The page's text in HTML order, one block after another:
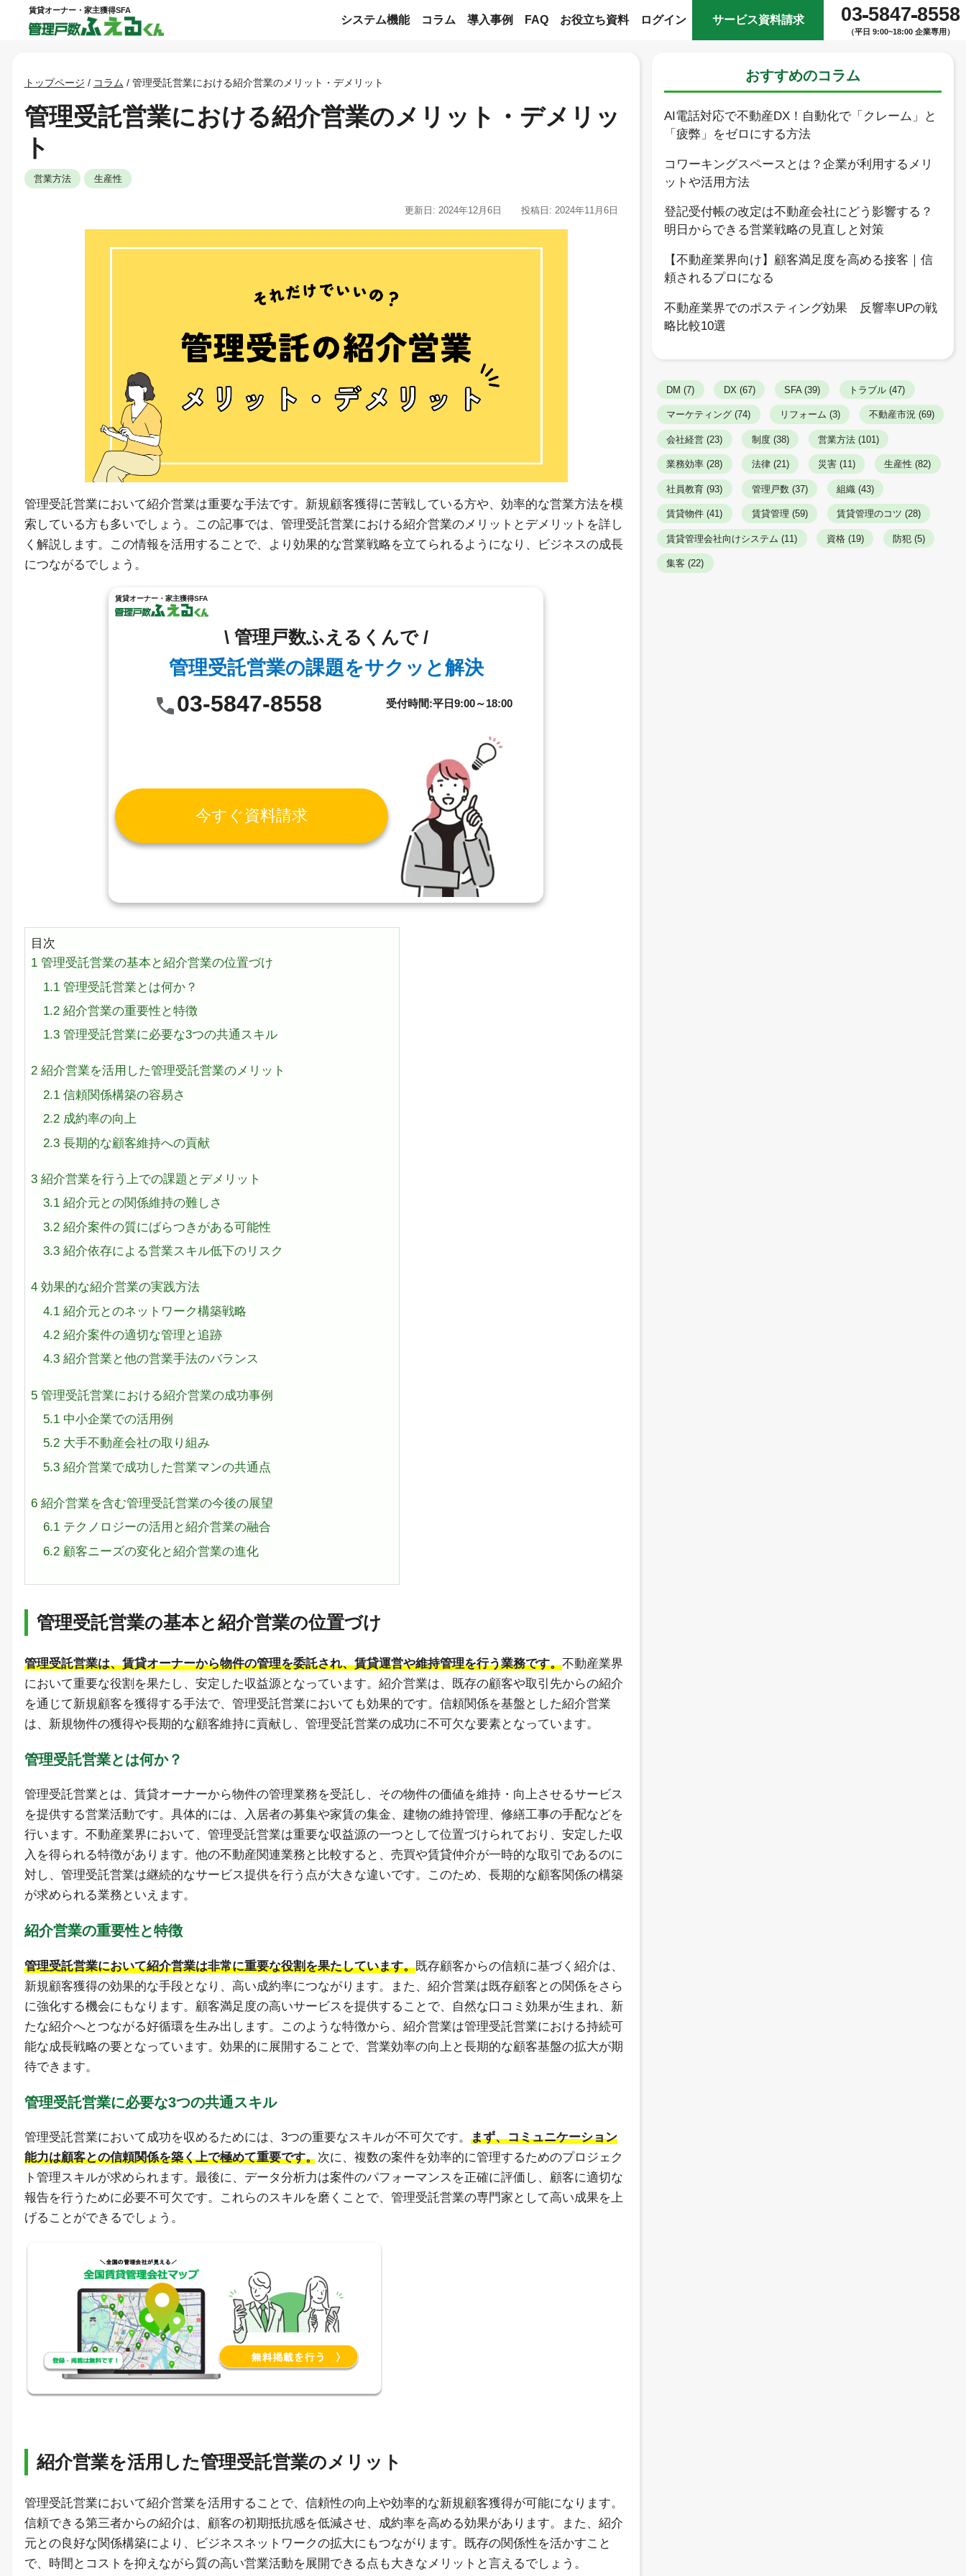
賃貸オーナー・家主獲得SFA 03 5847 8558
（平日 9:00~18:00 企業専用）
システム機能 コラム 導入事例 FAQ お役立ち資料 ログイン サービス資料請求
トップページ / コラム / 管理受託営業における紹介営業のメリット・デメリット
管理受託営業における紹介営業のメリット・デメリッ
ト
営業方法 生産性
投稿日: 2024年11月6日
更新日: 2024年12月6日
管理受託営業において紹介営業は重要な手法です。新規顧客獲得に苦戦している方や、効率的な営業方法を模
索している方も多いでしょう。この記事では、管理受託営業における紹介営業のメリットとデメリットを詳し
く解説します。この情報を活用することで、より効果的な営業戦略を立てられるようになり、ビジネスの成長
につながるでしょう。
賃貸オーナー・家主獲得SFA
\ 管理戸数ふえるくんで /
管理受託営業の課題をサクッと解決
03-5847-8558 受付時間:平日9:00～18:00
今すぐ資料請求
目次
1管理受託営業の基本と紹介営業の位置づけ
1.1管理受託営業とは何か？
1.2紹介営業の重要性と特徴
1.3管理受託営業に必要な3つの共通スキル
2紹介営業を活用した管理受託営業のメリット
2.1信頼関係構築の容易さ
2.2成約率の向上
2.3長期的な顧客維持への貢献
3紹介営業を行う上での課題とデメリット
3.1紹介元との関係維持の難しさ
3.2紹介案件の質にばらつきがある可能性
3.3紹介依存による営業スキル低下のリスク
4効果的な紹介営業の実践方法
4.1紹介元とのネットワーク構築戦略
4.2紹介案件の適切な管理と追跡
4.3紹介営業と他の営業手法のバランス
5管理受託営業における紹介営業の成功事例
5.1中小企業での活用例
5.2大手不動産会社の取り組み
5.3紹介営業で成功した営業マンの共通点
6紹介営業を含む管理受託営業の今後の展望
6.1テクノロジーの活用と紹介営業の融合
6.2顧客ニーズの変化と紹介営業の進化
管理受託営業の基本と紹介営業の位置づけ
管理受託営業は、賃貸オーナーから物件の管理を委託され、賃貸運営や維持管理を行う業務です。不動産業界
において重要な役割を果たし、安定した収益源となっています。紹介営業は、既存の顧客や取引先からの紹介
を通じて新規顧客を獲得する手法で、管理受託営業においても効果的です。信頼関係を基盤とした紹介営業
は、新規物件の獲得や長期的な顧客維持に貢献し、管理受託営業の成功に不可欠な要素となっています。
管理受託営業とは何か？
管理受託営業とは、賃貸オーナーから物件の管理業務を受託し、その物件の価値を維持・向上させるサービス
を提供する営業活動です。具体的には、入居者の募集や家賃の集金、建物の維持管理、修繕工事の手配などを
行います。不動産業界において、管理受託営業は重要な収益源の一つとして位置づけられており、安定した収
入を得られる特徴があります。他の不動産関連業務と比較すると、売買や賃貸仲介が一時的な取引であるのに
対し、管理受託営業は継続的なサービス提供を行う点が大きな違いです。このため、長期的な顧客関係の構築
が求められる業務といえます。
紹介営業の重要性と特徴
管理受託営業において紹介営業は非常に重要な役割を果たしています。既存顧客からの信頼に基づく紹介は、
新規顧客獲得の効果的な手段となり、高い成約率につながります。また、紹介営業は既存顧客との関係をさら
に強化する機会にもなります。顧客満足度の高いサービスを提供することで、自然な口コミ効果が生まれ、新
たな紹介へとつながる好循環を生み出します。このような特徴から、紹介営業は管理受託営業における持続可
能な成長戦略の要となっています。効果的に展開することで、営業効率の向上と長期的な顧客基盤の拡大が期
待できます。
管理受託営業に必要な3つの共通スキル
管理受託営業において成功を収めるためには、3つの重要なスキルが不可欠です。 まず、コミュニケーション
能力は顧客との信頼関係を築く上で極めて重要です。 次に、複数の案件を効率的に管理するためのプロジェク
ト管理スキルが求められます。最後に、データ分析力は案件のパフォーマンスを正確に評価し、顧客に適切な
報告を行うために必要不可欠です。これらのスキルを磨くことで、管理受託営業の専門家として高い成果を上
げることができるでしょう。
紹介営業を活用した管理受託営業のメリット
管理受託営業において紹介営業を活用することで、信頼性の向上や効率的な新規顧客獲得が可能になります。
信頼できる第三者からの紹介は、顧客の初期抵抗感を低減させ、成約率を高める効果があります。また、紹介
元との良好な関係構築により、ビジネスネットワークの拡大にもつながります。既存の関係性を活かすこと
で、時間とコストを抑えながら質の高い営業活動を展開できる点も大きなメリットと言えるでしょう。
おすすめのコラム
AI電話対応で不動産DX！自動化で「クレーム」と
「疲弊」をゼロにする方法
コワーキングスペースとは？企業が利用するメリ
ットや活用方法
登記受付帳の改定は不動産会社にどう影響する？
明日からできる営業戦略の見直しと対策
【不動産業界向け】顧客満足度を高める接客｜信
頼されるプロになる
不動産業界でのポスティング効果 反響率UPの戦
略比較10選
DM (7) DX (67) SFA (39) トラブル (47)
マーケティング (74) リフォーム (3) 不動産市況 (69)
会社経営 (23) 制度 (38) 営業方法 (101)
業務効率 (28) 法律 (21) 災害 (11) 生産性 (82)
社員教育 (93) 管理戸数 (37) 組織 (43)
賃貸物件 (41) 賃貸管理 (59) 賃貸管理のコツ (28)
賃貸管理会社向けシステム (11) 資格 (19) 防犯 (5)
集客 (22)